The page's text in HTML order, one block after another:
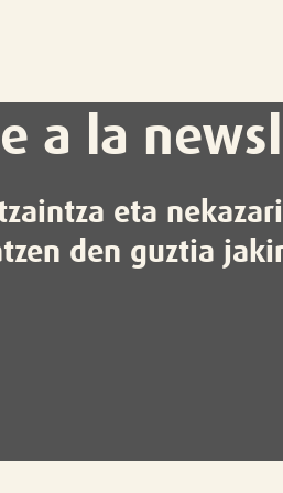
a la
eta
den guztia